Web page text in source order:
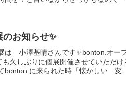
お知らせ✨
は 小澤基晴さんです✨bonton.オー
も久しぶりに個展開催させていただ
bonton.に来られた時「懐かしい 変...